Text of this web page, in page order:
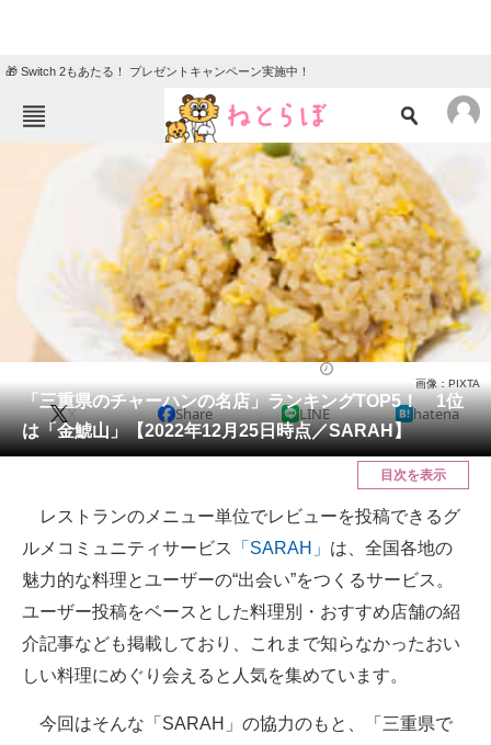
🎁 Switch 2もあたる！ プレゼントキャンペーン実施中！
ねとらぼメニュー
ニュース
クイズ
地域
教育・育児
リサーチ
会員記事
メディア
ITの今と未来を見通す
スマホと通信の最新トレンド
進化するPCとデバイスの未来
好きが集まる 比べて選べる
ビジネスと働き方のヒント
「三重県のチャーハンの名店」ランキングTOP5！ 1位
は「金鯱山」【2022年12月25日時点／SARAH】
画像：PIXTA
X Share LINE hatena
目次を表示
レストランのメニュー単位でレビューを投稿できるグ
ルメコミュニティサービス
「SARAH」 は、全国各地の
魅力的な料理とユーザーの“出会い”をつくるサービス。
ユーザー投稿をベースとした料理別・おすすめ店舗の紹
介記事なども掲載しており、これまで知らなかったおい
しい料理にめぐり会えると人気を集めています。
今回はそんな「SARAH」の協力のもと、「三重県で